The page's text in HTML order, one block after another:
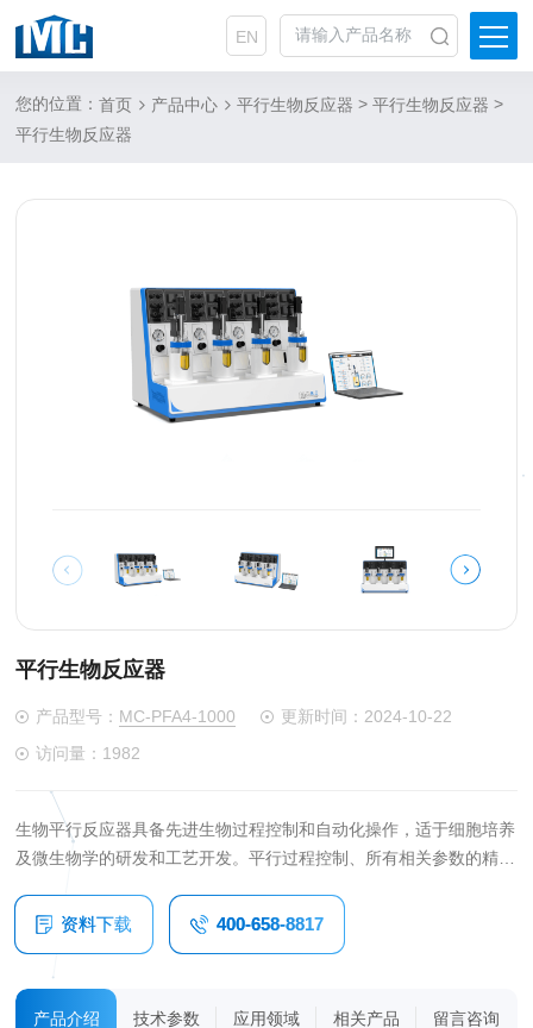
EN
您的位置：首页 产品中心 平行生物反应器 >平行生物反应器 >
平行生物反应器
平行生物反应器
产品型号： MC-PFA4-1000
更新时间：2024-10-22
访问量：1982
生物平行反应器具备先进生物过程控制和自动化操作，适于细胞培养
及微生物学的研发和工艺开发。平行过程控制、所有相关参数的精确
更快捷更高效；如微生物、光合细菌、哺乳动物、人类细胞、干细胞
应用以及生物燃料和生物合聚物过程研究。
资料下载 400-658-8817
产品介绍 技术参数 应用领域 相关产品 留言咨询